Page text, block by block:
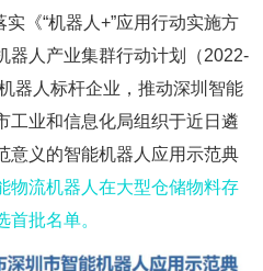
《“机器人+”应用行动实施方
器人产业集群行动计划（2022-
器人标杆企业，推动深圳智能
工业和信息化局组织于近日遴
意义的智能机器人应用示范典
物流机器人在大型仓储物料存
批名单。